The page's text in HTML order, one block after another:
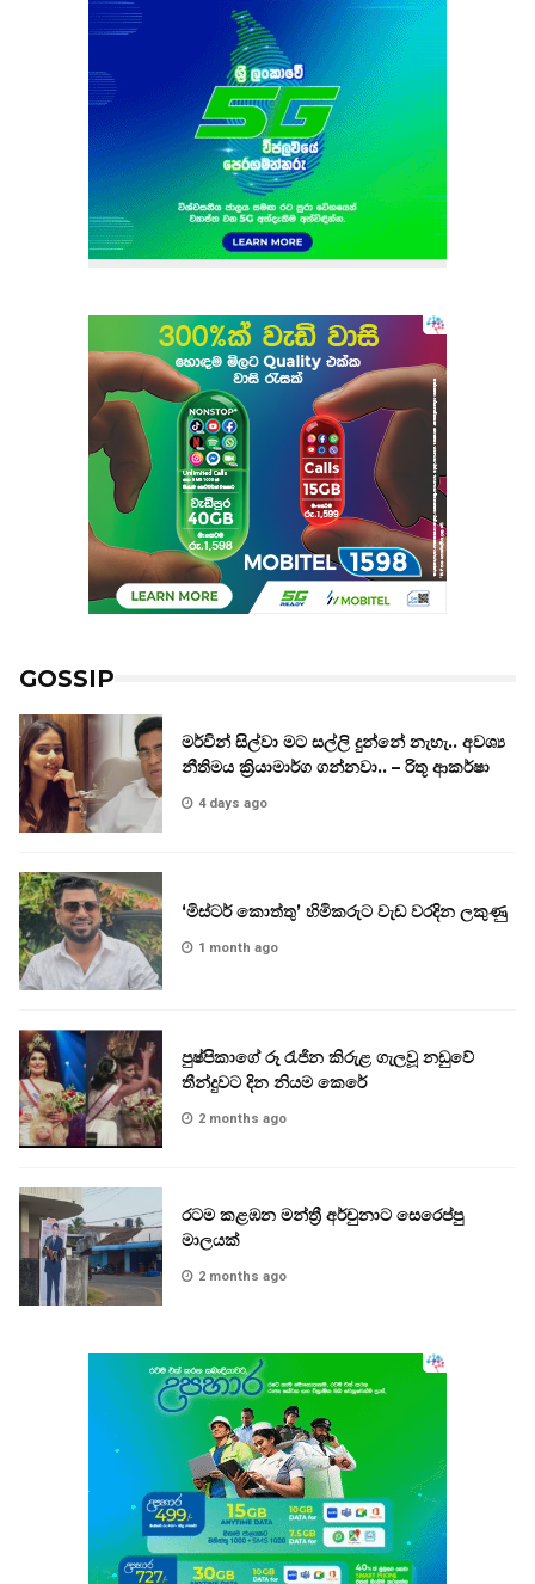
GOSSIP
මර්වින් සිල්වා මට සල්ලි දුන්නේ නැහැ.. අවශ්‍ය
නීතිමය ක්‍රියාමාර්ග ගන්නවා.. – රිතූ ආකර්ෂා
4 days ago
‘මිස්ටර් කොත්තු’ හිමිකරුට වැඩ වරදින ලකුණු
1 month ago
පුෂ්පිකාගේ රූ රැජින කිරුළ ගැලවූ නඩුවේ
තීන්දුවට දින නියම කෙරේ
2 months ago
රටම කළඹන මන්ත්‍රී අර්චුනාට සෙරෙප්පු
මාලයක්
2 months ago